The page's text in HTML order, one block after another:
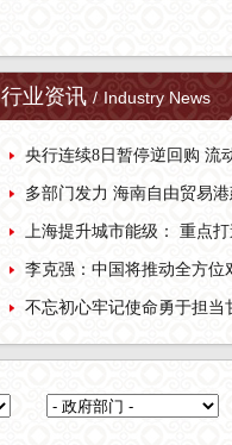
行业资讯 / Industry News
央行连续8日暂停逆回购 流
多部门发力 海南自由贸易
上海提升城市能级： 重点
李克强：中国将推动全方
不忘初心牢记使命勇于担